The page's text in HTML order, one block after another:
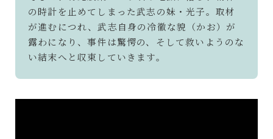
の時計を止めてしまった武志の妹・光子。取材
が進むにつれ、武志自身の冷徹な貌（かお）が
露わになり、事件は驚愕の、そして救いようのな
い結末へと収束していきます。